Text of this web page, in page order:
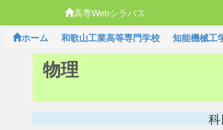
高専Webシラバス
ホーム
和歌山工業高等専門学校 知能機械工
物理